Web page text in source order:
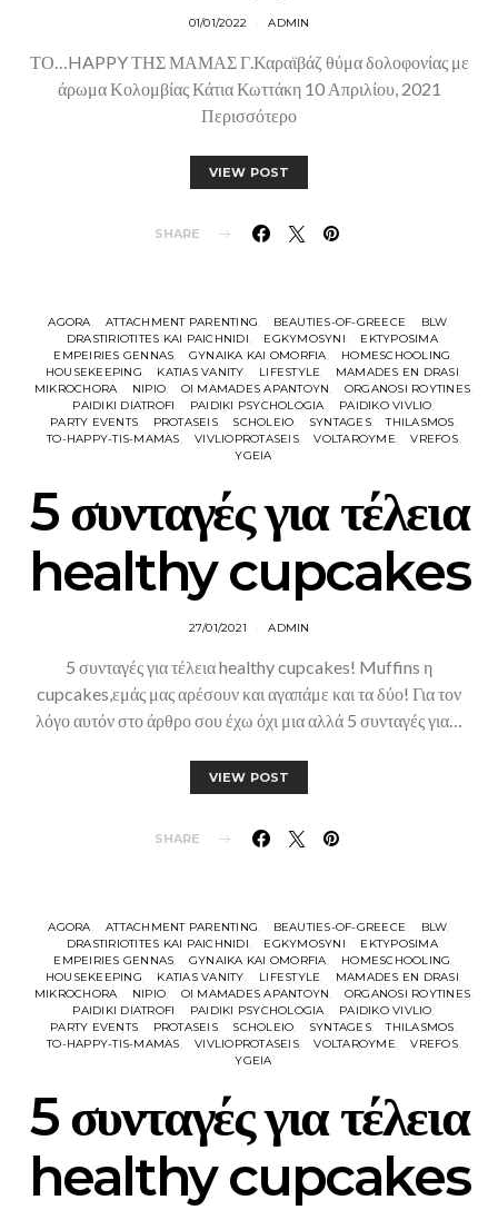
01/01/2022 ADMIN
ΤΟ…HAPPY ΤΗΣ ΜΑΜΑΣ Γ.Καραϊβάζ θύμα δολοφονίας με
άρωμα Κολομβίας Κάτια Κωττάκη 10 Απριλίου, 2021
Περισσότερο
VIEW POST
SHARE
AGORA ATTACHMENT PARENTING BEAUTIES-OF-GREECE
BLW
DRASTIRIOTITES KAI PAICHNIDI
EGKYMOSYNI
EKTYPOSIMA
EMPEIRIES GENNAS
GYNAIKA KAI OMORFIA
HOMESCHOOLING
HOUSEKEEPING
KATIAS VANITY LIFESTYLE
MAMADES EN DRASI
MIKROCHORA
NIPIO OI MAMADES APANTOYN
ORGANOSI ROYTINES
PAIDIKI DIATROFI
PAIDIKI PSYCHOLOGIA
PAIDIKO VIVLIO
PARTY EVENTS
PROTASEIS SCHOLEIO SYNTAGES
THILASMOS
TO-HAPPY-TIS-MAMAS
VIVLIOPROTASEIS VOLTAROYME
VREFOS
YGEIA
5 συνταγές για τέλεια
healthy cupcakes
27/01/2021 ADMIN
5 συνταγές για τέλεια healthy cupcakes! Muffins η
cupcakes,εμάς μας αρέσουν και αγαπάμε και τα δύο! Για τον
λόγο αυτόν στο άρθρο σου έχω όχι μια αλλά 5 συνταγές για…
VIEW POST
SHARE
AGORA ATTACHMENT PARENTING BEAUTIES-OF-GREECE
BLW
DRASTIRIOTITES KAI PAICHNIDI
EGKYMOSYNI
EKTYPOSIMA
EMPEIRIES GENNAS
GYNAIKA KAI OMORFIA
HOMESCHOOLING
HOUSEKEEPING
KATIAS VANITY LIFESTYLE
MAMADES EN DRASI
MIKROCHORA
NIPIO OI MAMADES APANTOYN
ORGANOSI ROYTINES
PAIDIKI DIATROFI
PAIDIKI PSYCHOLOGIA
PAIDIKO VIVLIO
PARTY EVENTS
PROTASEIS SCHOLEIO SYNTAGES
THILASMOS
TO-HAPPY-TIS-MAMAS
VIVLIOPROTASEIS VOLTAROYME
VREFOS
YGEIA
5 συνταγές για τέλεια
healthy cupcakes